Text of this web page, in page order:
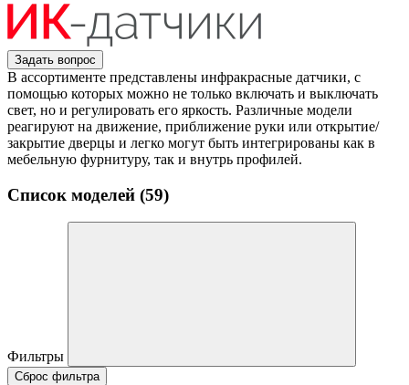
Задать вопрос
В ассортименте представлены инфракрасные датчики, с
помощью которых можно не только включать и выключать
свет, но и регулировать его яркость. Различные модели
реагируют на движение, приближение руки или открытие/
закрытие дверцы и легко могут быть интегрированы как в
мебельную фурнитуру, так и внутрь профилей.
Список моделей (59)
Фильтры
Сброс фильтра